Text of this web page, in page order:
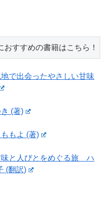
すすめの書籍はこちら！
で出会ったやさしい甘味
(著)
もよ (著)
味と人びとをめぐる旅 ハ
(翻訳)